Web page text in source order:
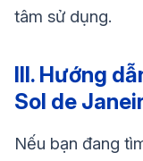
tâm sử dụng.
III. Hướng
Sol de
Nếu bạn đang